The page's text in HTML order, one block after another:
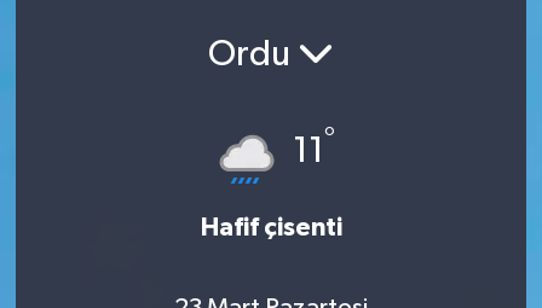
Ordu
11 °
Hafif çisenti